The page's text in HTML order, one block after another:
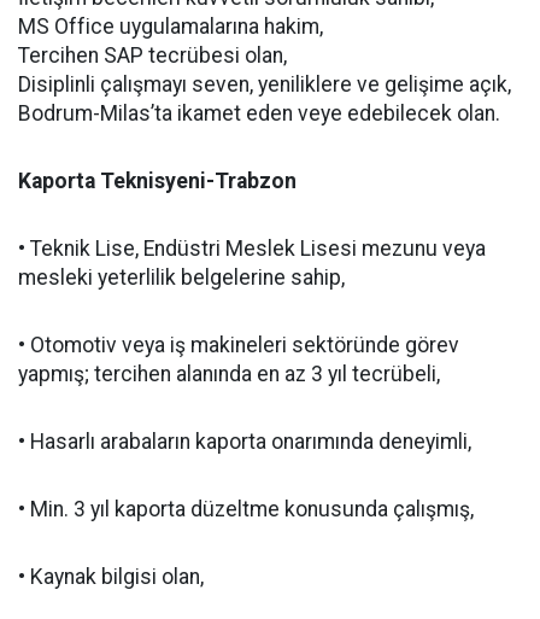
MS Office uygulamalarına hakim,
Tercihen SAP tecrübesi olan,
Disiplinli çalışmayı seven, yeniliklere ve gelişime açık,
Bodrum-Milas’ta ikamet eden veye edebilecek olan.
Kaporta Teknisyeni-Trabzon
• Teknik Lise, Endüstri Meslek Lisesi mezunu veya
mesleki yeterlilik belgelerine sahip,
• Otomotiv veya iş makineleri sektöründe görev
yapmış; tercihen alanında en az 3 yıl tecrübeli,
• Hasarlı arabaların kaporta onarımında deneyimli,
• Min. 3 yıl kaporta düzeltme konusunda çalışmış,
• Kaynak bilgisi olan,